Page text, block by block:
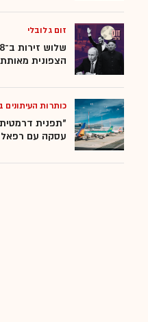
סוכנויות ביטוח
חברות ממשלתיות
רשויות מקומיות
טובות הנאה
זום גלובלי
הצפונית
כותרות העיתונים
"תפנית
עסקה עם רפאל